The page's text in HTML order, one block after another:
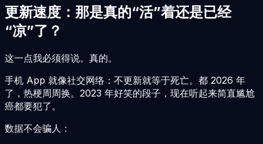
更新速度：那是真的“活”着还是已经
“凉”了？
这一点我必须得说。真的。
手机 App 就像社交网络：不更新就等于死亡。都 2026 年
了，热梗周周换。2023 年好笑的段子，现在听起来简直尴尬
癌都要犯了。
数据不会骗人：